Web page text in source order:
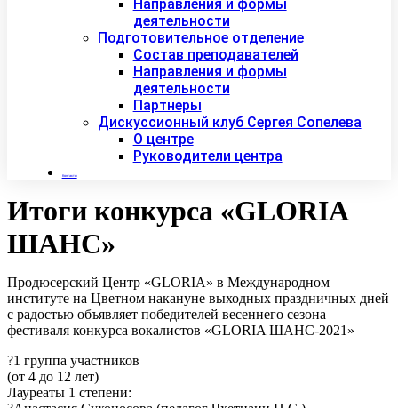
Направления и формы
деятельности
Подготовительное отделение
Состав преподавателей
Направления и формы
деятельности
Партнеры
Дискуссионный клуб Сергея Сопелева
О центре
Руководители центра
Контакты
Итоги конкурса «GLORIA
ШАНС»
Продюсерский Центр «GLORIA» в Международном
институте на Цветном накануне выходных праздничных дней
с радостью объявляет победителей весеннего сезона
фестиваля конкурса вокалистов «GLORIA ШАНС-2021»
?1 группа участников
(от 4 до 12 лет)
Лауреаты 1 степени: